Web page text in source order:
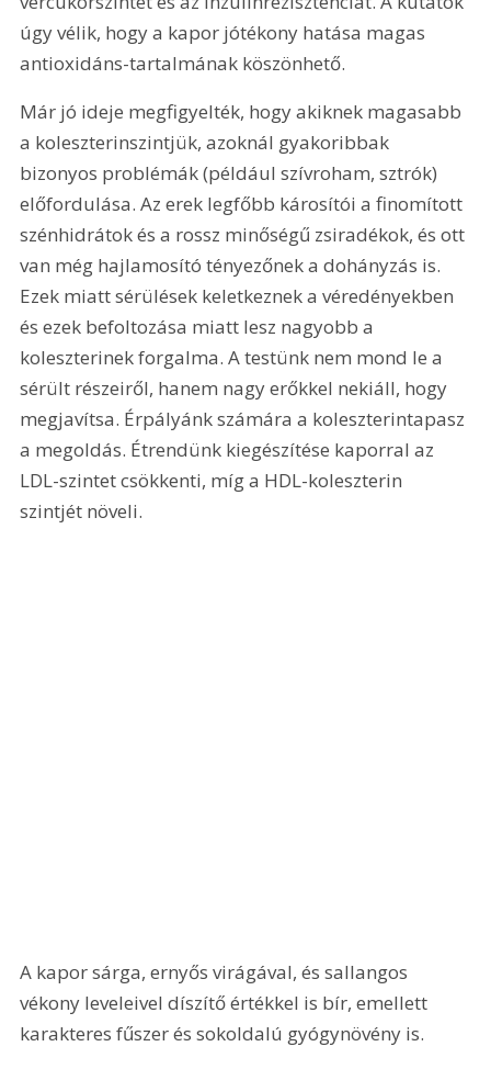
úgy vélik, hogy a kapor jótékony hatása magas
antioxidáns-tartalmának köszönhető.
Már jó ideje megfigyelték, hogy akiknek magasabb
a koleszterinszintjük, azoknál gyakoribbak
bizonyos problémák (például szívroham, sztrók)
előfordulása. Az erek legfőbb károsítói a finomított
szénhidrátok és a rossz minőségű zsiradékok, és ott
van még hajlamosító tényezőnek a dohányzás is.
Ezek miatt sérülések keletkeznek a véredényekben
és ezek befoltozása miatt lesz nagyobb a
koleszterinek forgalma. A testünk nem mond le a
sérült részeiről, hanem nagy erőkkel nekiáll, hogy
megjavítsa. Érpályánk számára a koleszterintapasz
a megoldás. Étrendünk kiegészítése kaporral az
LDL-szintet csökkenti, míg a HDL-koleszterin
szintjét növeli.
A kapor sárga, ernyős virágával, és sallangos
vékony leveleivel díszítő értékkel is bír, emellett
karakteres fűszer és sokoldalú gyógynövény is.